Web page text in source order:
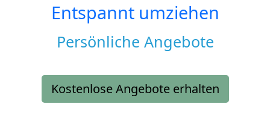
Entspannt umziehen
Persönliche Angebote
Kostenlose Angebote erhalten